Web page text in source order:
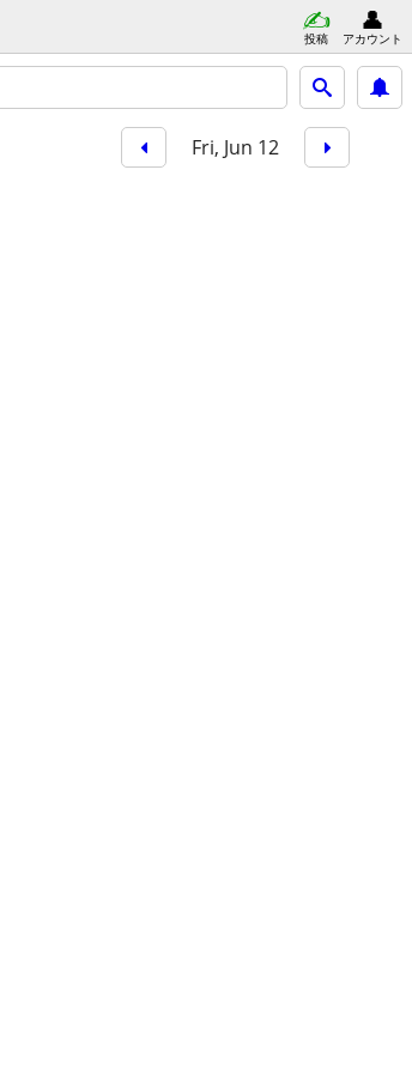
投稿 アカウント
Fri, Jun 12